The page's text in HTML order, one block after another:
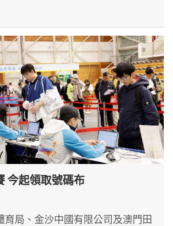
今起領取號碼布
局、金沙中國有限公司及澳門田